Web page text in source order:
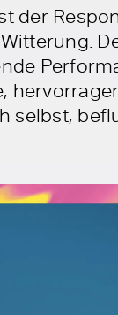
der
selbst,